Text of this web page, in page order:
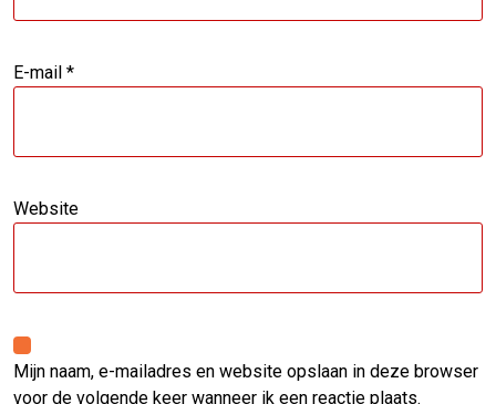
E-mail *
Website
Mijn naam, e-mailadres en website opslaan in deze browser
voor de volgende keer wanneer ik een reactie plaats.